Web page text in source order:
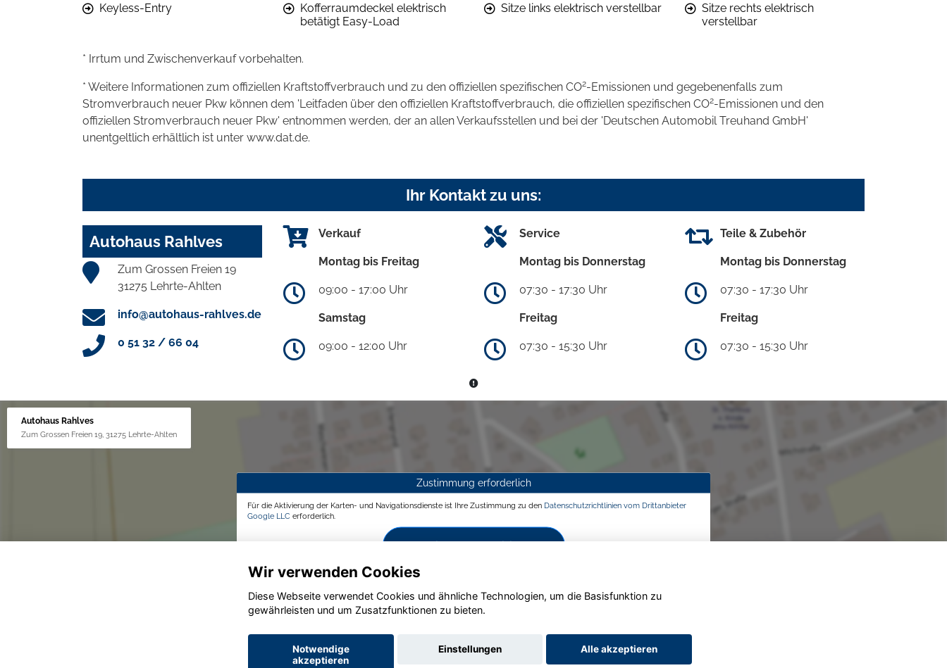
Keyless-Entry
Kofferraumdeckel elektrisch
betätigt Easy-Load
Sitze links elektrisch verstellbar
Sitze rechts elektrisch
verstellbar
* Irrtum und Zwischenverkauf vorbehalten.
* Weitere Informationen zum offiziellen Kraftstoffverbrauch und zu den offiziellen spezifischen CO2-Emissionen und gegebenenfalls zum
Stromverbrauch neuer Pkw können dem 'Leitfaden über den offiziellen Kraftstoffverbrauch, die offiziellen spezifischen CO2-Emissionen und den
offiziellen Stromverbrauch neuer Pkw' entnommen werden, der an allen Verkaufsstellen und bei der 'Deutschen Automobil Treuhand GmbH'
unentgeltlich erhältlich ist unter www.dat.de.
Ihr Kontakt zu uns:
Autohaus Rahlves
Zum Grossen Freien 19
31275 Lehrte-Ahlten
info@autohaus-rahlves.de
0 51 32 / 66 04
Verkauf
Montag bis Freitag
09:00 - 17:00 Uhr
Samstag
09:00 - 12:00 Uhr
Service
Montag bis Donnerstag
07:30 - 17:30 Uhr
Freitag
07:30 - 15:30 Uhr
Teile & Zubehör
Montag bis Donnerstag
07:30 - 17:30 Uhr
Freitag
07:30 - 15:30 Uhr
Autohaus Rahlves
Zum Grossen Freien 19, 31275 Lehrte-Ahlten
Zustimmung erforderlich
Für die Aktivierung der Karten- und Navigationsdienste ist Ihre Zustimmung zu den Datenschutzrichtlinien vom Drittanbieter
Google LLC erforderlich.
Zustimmen und aktivieren
Wir verwenden Cookies
Diese Webseite verwendet Cookies und ähnliche Technologien, um die Basisfunktion zu
gewährleisten und um Zusatzfunktionen zu bieten.
Notwendige
akzeptieren
Einstellungen Alle akzeptieren